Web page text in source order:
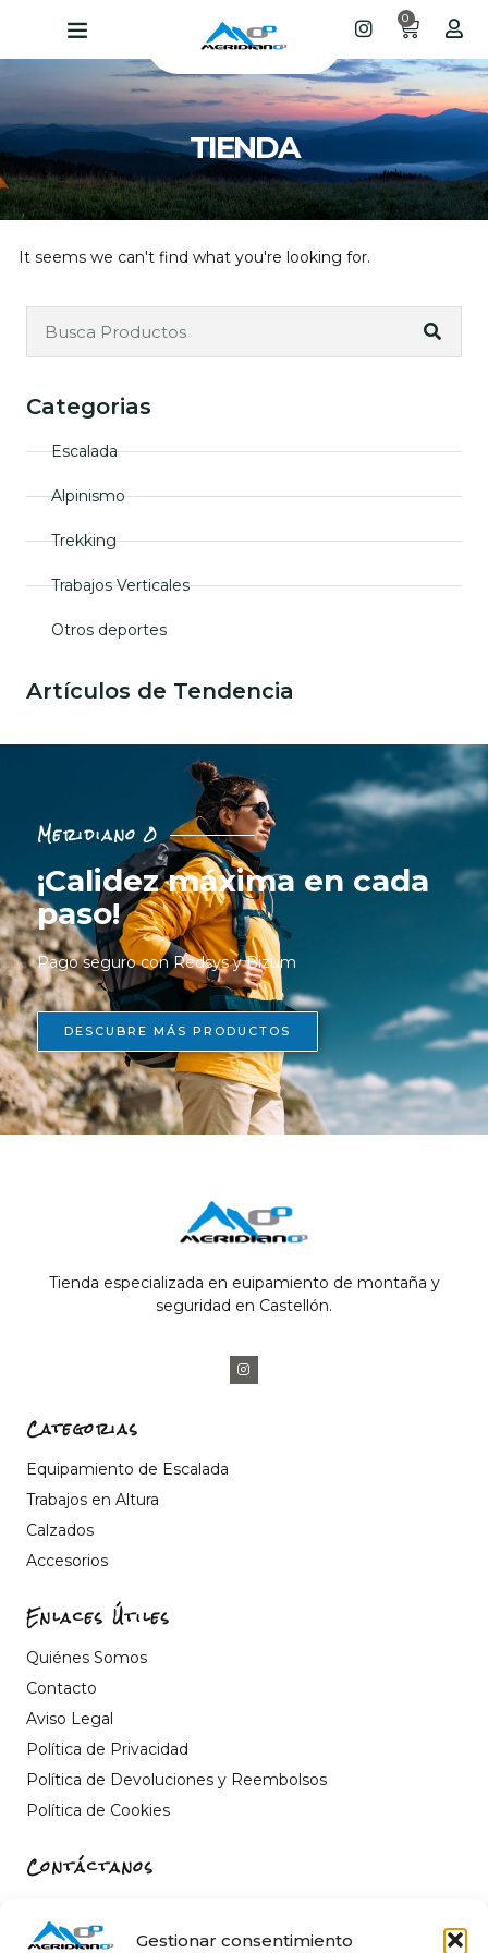
Gestionar consentimiento
0
TIENDA
Categorias
Escalada
Alpinismo
Trekking
Trabajos Verticales
Otros deportes
Artículos de Tendencia
It seems we can't find what you're looking for.
Meridiano 0
¡Calidez máxima en cada
paso!
Pago seguro con Redsys y Bizum
DESCUBRE MÁS PRODUCTOS
Tienda especializada en euipamiento de montaña y
seguridad en Castellón.
Categorias
Equipamiento de Escalada
Trabajos en Altura
Calzados
Accesorios
Enlaces Útiles
Quiénes Somos
Contacto
Aviso Legal
Política de Privacidad
Política de Devoluciones y Reembolsos
Política de Cookies
Contáctanos
Castelló